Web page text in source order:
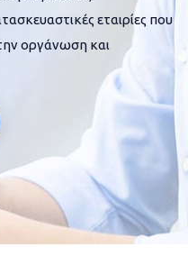
εταιρίες που
οργάνωση και